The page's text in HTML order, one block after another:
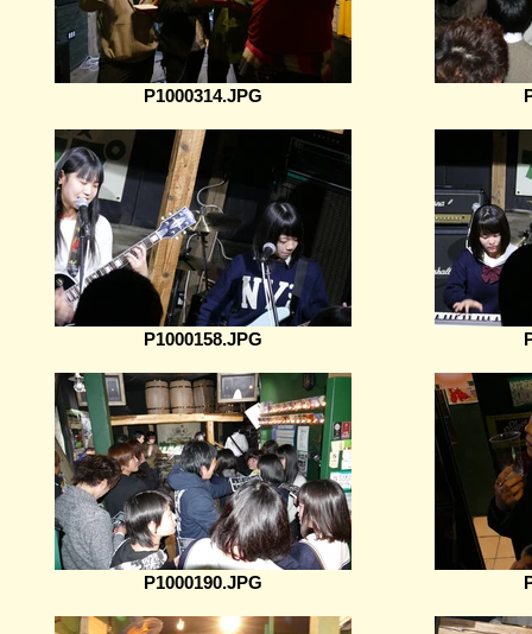
P1000314.JPG
P1000158.JPG
P1000190.JPG